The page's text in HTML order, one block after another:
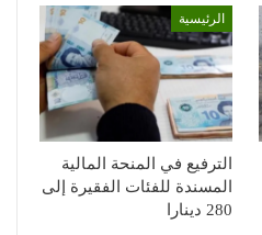
الرئيسية
الترفيع في المنحة المالية
المسندة للفئات الفقيرة إلى
280 دينارا